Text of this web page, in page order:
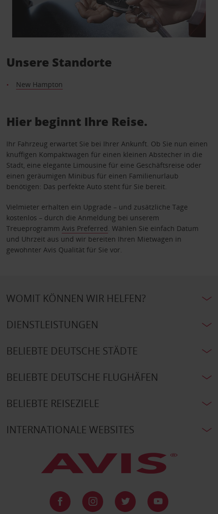
Unsere Standorte
New Hampton
Hier beginnt Ihre Reise.
Ihr Fahrzeug erwartet Sie bei Ihrer Ankunft. Ob Sie nun einen
knuffigen Kompaktwagen für einen kleinen Abstecher in die
Stadt, eine elegante Limousine für eine Geschäftsreise oder
einen geräumigen Minibus für einen Familienurlaub
benötigen: Das perfekte Auto steht für Sie bereit.
Vielmieter erhalten ein Upgrade – und zusätzliche Tage
kostenlos – durch die Anmeldung bei unserem
Treueprogramm Avis Preferred . Wählen Sie einfach Datum
und Uhrzeit aus und wir bereiten Ihren Mietwagen in
gewohnter Avis Qualität für Sie vor.
WOMIT KÖNNEN WIR HELFEN?
DIENSTLEISTUNGEN
BELIEBTE DEUTSCHE STÄDTE
BELIEBTE DEUTSCHE FLUGHÄFEN
BELIEBTE REISEZIELE
INTERNATIONALE WEBSITES